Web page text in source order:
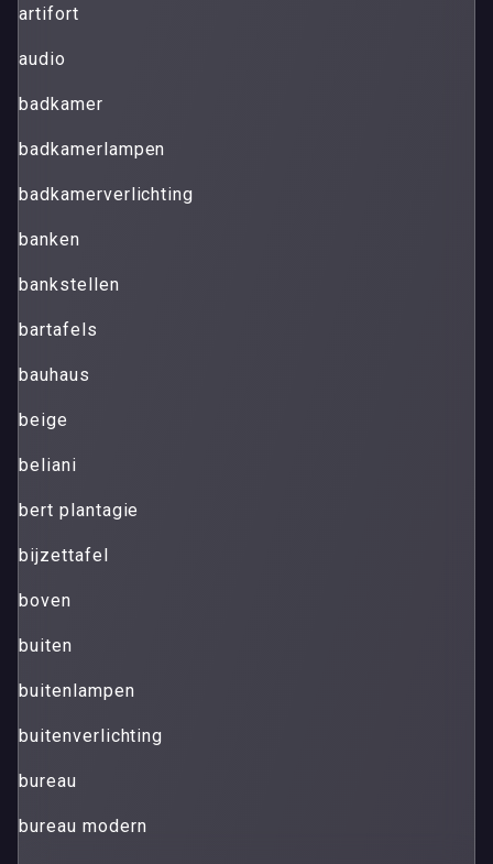
artifort
audio
badkamer
badkamerlampen
badkamerverlichting
banken
bankstellen
bartafels
bauhaus
beige
beliani
bert plantagie
bijzettafel
boven
buiten
buitenlampen
buitenverlichting
bureau
bureau modern